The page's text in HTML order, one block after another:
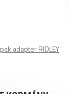
adapter RIDLEY